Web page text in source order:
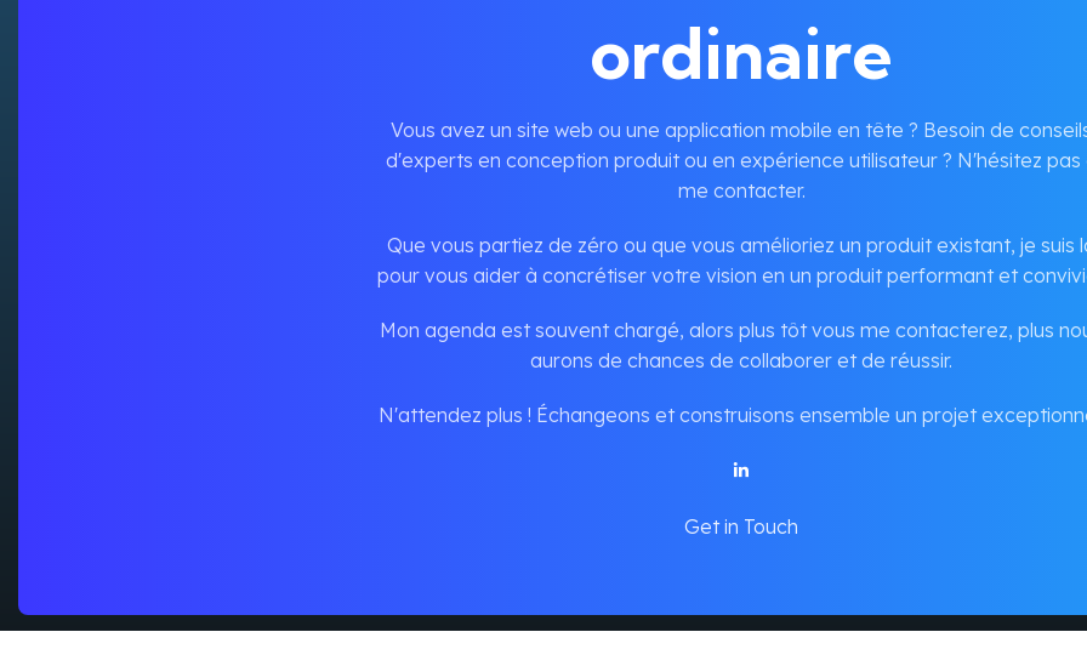
ordinaire
Vous avez un site web ou une application mobile en tête ? Besoin de
d'experts en conception produit ou en expérience utilisateur ? N'hésitez pas
me contacter.
Que vous partiez de zéro ou que vous amélioriez un produit existant, je suis
pour vous aider à concrétiser votre vision en un produit performant et
Mon agenda est souvent chargé, alors plus tôt vous me contacterez, plus
aurons de chances de collaborer et de réussir.
N'attendez plus ! Échangeons et construisons ensemble un projet
Get in Touch